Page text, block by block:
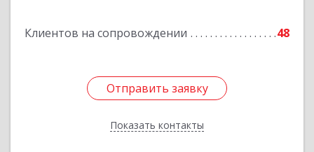
Клиентов на сопровождении 48
Отправить заявку
Показать контакты
Отправить заявку
Назад